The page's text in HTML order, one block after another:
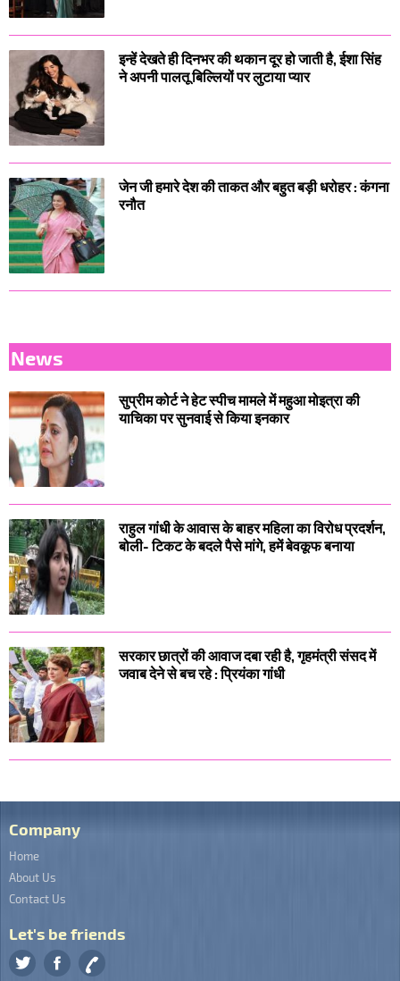
इन्हें देखते ही दिनभर की थकान दूर हो जाती है, ईशा सिंह
ने अपनी पालतू बिल्लियों पर लुटाया प्यार
जेन जी हमारे देश की ताकत और बहुत बड़ी धरोहर : कंगना
रनौत
News
सुप्रीम कोर्ट ने हेट स्पीच मामले में महुआ मोइत्रा की
याचिका पर सुनवाई से किया इनकार
राहुल गांधी के आवास के बाहर महिला का विरोध प्रदर्शन,
बोली- टिकट के बदले पैसे मांगे, हमें बेवकूफ बनाया
सरकार छात्रों की आवाज दबा रही है, गृहमंत्री संसद में
जवाब देने से बच रहे : प्रियंका गांधी
Company
Home
About Us
Contact Us
Let's be friends